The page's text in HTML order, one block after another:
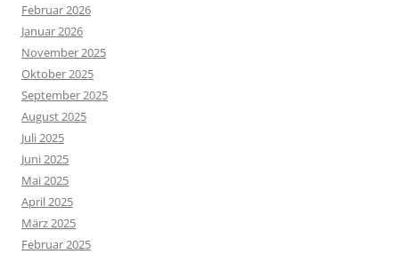
Februar 2026
Januar 2026
November 2025
Oktober 2025
September 2025
August 2025
Juli 2025
Juni 2025
Mai 2025
April 2025
März 2025
Februar 2025